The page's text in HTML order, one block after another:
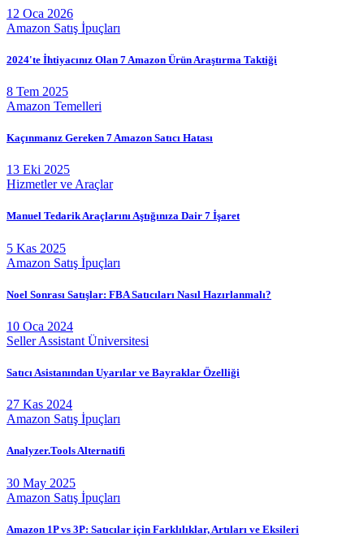
12 Oca 2026
Amazon Satış İpuçları
2024'te İhtiyacınız Olan 7 Amazon Ürün Araştırma Taktiği
8 Tem 2025
Amazon Temelleri
Kaçınmanız Gereken 7 Amazon Satıcı Hatası
13 Eki 2025
Hizmetler ve Araçlar
Manuel Tedarik Araçlarını Aştığınıza Dair 7 İşaret
5 Kas 2025
Amazon Satış İpuçları
Noel Sonrası Satışlar: FBA Satıcıları Nasıl Hazırlanmalı?
10 Oca 2024
Seller Assistant Üniversitesi
Satıcı Asistanından Uyarılar ve Bayraklar Özelliği
27 Kas 2024
Amazon Satış İpuçları
Analyzer.Tools Alternatifi
30 May 2025
Amazon Satış İpuçları
Amazon 1P vs 3P: Satıcılar için Farklılıklar, Artıları ve Eksileri